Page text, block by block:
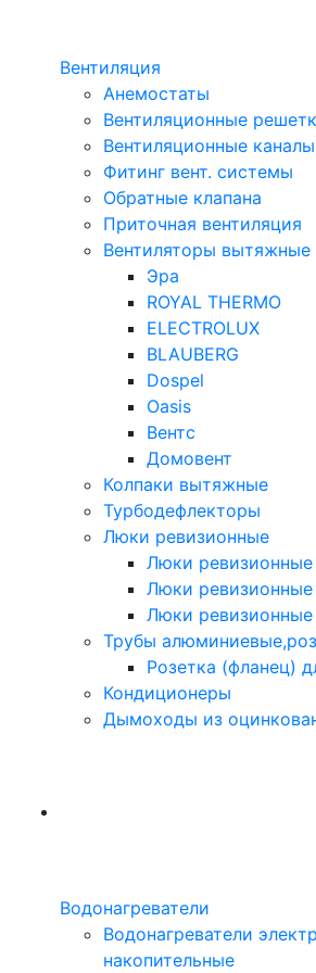
Вентиляция
Анемостаты
Вентиляционные
Вентиляционные
Фитинг вент. системы
Обратные клапана
Приточная вентиляция
Вентиляторы вытяжные
Эра
ROYAL THERMO
ELECTROLUX
BLAUBERG
Dospel
Oasis
Вентс
Домовент
Колпаки вытяжные
Турбодефлекторы
Люки ревизионные
Люки
Люки ревизионные
Люки ревизионные
Трубы
Розетка (фланец)
Кондиционеры
Дымоходы из
Водонагреватели
Водонагреватели
накопительные